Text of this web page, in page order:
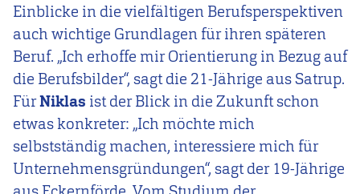
Einblicke in die vielfältigen Berufsperspektiven
auch wichtige Grundlagen für ihren späteren
Beruf. „Ich erhoffe mir Orientierung in Bezug auf
die Berufsbilder“, sagt die 21-Jährige aus Satrup.
FürNiklas ist der Blick in die Zukunft schon
etwas konkreter: „Ich möchte mich
selbstständig machen, interessiere mich für
Unternehmensgründungen“, sagt der 19-Jährige